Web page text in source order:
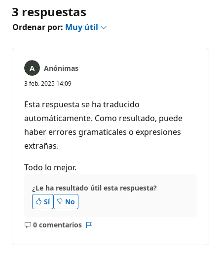
3 respuestas
Ordenar por: Muy útil
Anónimas
3 feb. 2025 14:09
Esta respuesta se ha traducido
automáticamente. Como resultado, puede
haber errores gramaticales o expresiones
extrañas.
Todo lo mejor.
¿Le ha resultado útil esta respuesta?
Sí
No
0 comentarios
No